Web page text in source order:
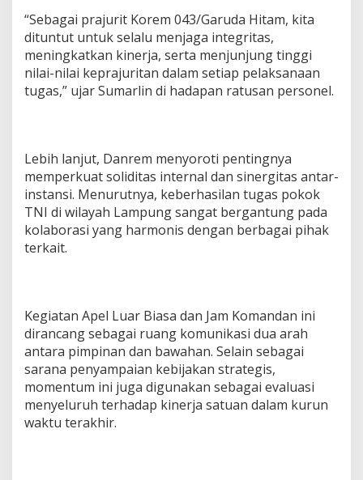
J
U
R
I
T
D
A
P
E
L
U
A
S
A
“Sebagai prajurit Korem 043/Garuda Hitam, kita
dituntut untuk selalu menjaga integritas,
meningkatkan kinerja, serta menjunjung tinggi
nilai-nilai keprajuritan dalam setiap pelaksanaan
tugas,” ujar Sumarlin di hadapan ratusan personel.
Lebih lanjut, Danrem menyoroti pentingnya
memperkuat soliditas internal dan sinergitas antar-
instansi. Menurutnya, keberhasilan tugas pokok
TNI di wilayah Lampung sangat bergantung pada
kolaborasi yang harmonis dengan berbagai pihak
terkait.
Kegiatan Apel Luar Biasa dan Jam Komandan ini
dirancang sebagai ruang komunikasi dua arah
antara pimpinan dan bawahan. Selain sebagai
sarana penyampaian kebijakan strategis,
momentum ini juga digunakan sebagai evaluasi
menyeluruh terhadap kinerja satuan dalam kurun
waktu terakhir.